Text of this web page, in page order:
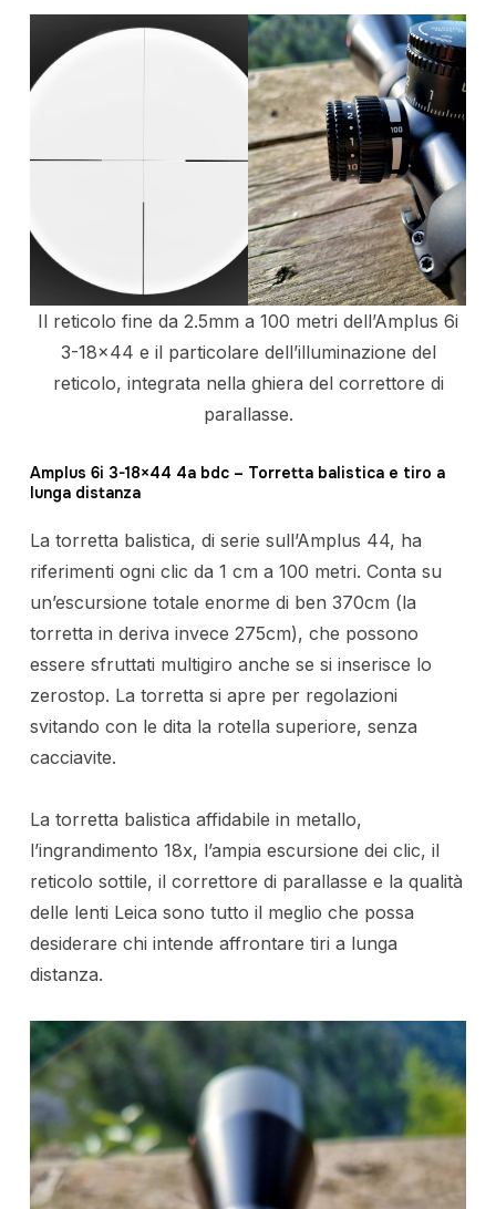
Il reticolo fine da 2.5mm a 100 metri dell’Amplus 6i
3-18×44 e il particolare dell’illuminazione del
reticolo, integrata nella ghiera del correttore di
parallasse.
Amplus 6i 3-18×44 4a bdc – Torretta balistica e tiro a
lunga distanza
La torretta balistica, di serie sull’Amplus 44, ha
riferimenti ogni clic da 1 cm a 100 metri. Conta su
un’escursione totale enorme di ben 370cm (la
torretta in deriva invece 275cm), che possono
essere sfruttati multigiro anche se si inserisce lo
zerostop. La torretta si apre per regolazioni
svitando con le dita la rotella superiore, senza
cacciavite.
La torretta balistica affidabile in metallo,
l’ingrandimento 18x, l’ampia escursione dei clic, il
reticolo sottile, il correttore di parallasse e la qualità
delle lenti Leica sono tutto il meglio che possa
desiderare chi intende affrontare tiri a lunga
distanza.